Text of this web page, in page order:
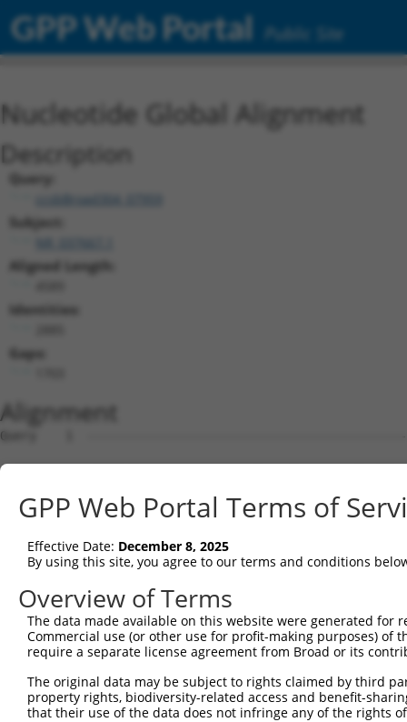
GPP Web Portal Public Site
Nucleotide Global Alignment
Description
Query:
ccsbBroad304_07959
Subject:
Aligned Length:
Identities:
Gaps:
Alignment
Query    1  --------------------------------------------------------------------------  0
                                                                                      
Sbjct    1  CTTTTCTCCCAGCCGCGGGAACCTGGAGTCCAAGAGCTCCTTGAGCGCCTGCGCAGGGGGTAGCAGAGGCGCGG  74

Query    1  --------------------------------------------------------------------------  0
                                                                                      
Sbjct   75  ACAAACCGCGGGGTGACCAGGGCGCATGCGTAACAGGGCTTGACAGCGCGCGGAAGAAAAACCAGCAAGAAGGC  148

Query    1  --------------------------------------------------------------------------  0
                                                                                      
Sbjct  149  GGCGGGGGAAGATGGCGGTCCTGGGGTAGAGTTTGCAAGCTTTCTGACTAGGCTAGTCGAGTAACTATTCGGGT  222

Query    1  -ATGGCGTCAAACTCAACTAAGTCTTTCCTGGCAGATGCCGGCTATGGCGAACAGGAACTGGATGCCAACTCTG  73
             |||||||||||||||||||||||||||||||||||||||||||||||||||||||||||||||||||||||||
Sbjct  223  CATGGCGTCAAACTCAACTAAGTCTTTCCTGGCAGATGCCGGCTATGGCGAACAGGAACTGGATGCCAACTCTG  296

Query   74  CCCTTATGGAATTGGACAAAGGCCTAAGATCTGGCAAACTTGGTGAACAGTGTGAAGCAGTTGTTCGCTTTCCC  147
            ||||||||||||||||||||||||||||||||||||||||||||||||||||||||||||||||||||||||||
Sbjct  297  CCCTTATGGAATTGGACAAAGGCCTAAGATCTGGCAAACTTGGTGAACAGTGTGAAGCAGTTGTTCGCTTTCCC  370

Query  148  AGACTTTTTCAGAAGTATCCATTCCCTATTCTTATCAATTCTGCATTCCTAAAGTTAGCTGATGTTTTCAGAGT  221
            ||||||||||||||||||||||||||||||||||||||||||||||||||||||||||||||||||||||||||
Sbjct  371  AGACTTTTTCAGAAGTATCCATTCCCTATTCTTATCAATTCTGCATTCCTAAAGTTAGCTGATGTTTTCAGAGT  444

Query  222  TGG----------------------------------AAATAATTTCCTGAGGCTATGTGTTCTTAAAGTTACC  261
            |||                                  |||||||||||||||||||||||||||||||||||||
Sbjct  445  TGGCATGAGATGCATGTCTGTGAAGTACCTGAAACATAAATAATTTCCTGAGGCTATGTGTTCTTAAAGTTACC  518

Query  262  CAACAAAGTGAGAAACATTTGGAGAAGATTCTAAATGTGGATGAATTTGTGAAGAGAATTTTTTCTGTGATTCA  335
            ||||||||||||||||||||||||||||||||||||||||||||||||||||||||||||||||||||||||||
Sbjct  519  CAACAAAGTGAGAAACATTTGGAGAAGATTCTAAATGTGGATGAATTTGTGAAGAGAATTTTTTCTGTGATTCA  592

Query  336  TAGTAATGATCCTGTGGCAAGAGCCATCACCCTCCGGATGTTGGGAAGTCTGGCATCAATAATTCCTGAGAGGA  409
            ||||||||||||||||||||||||||||||||||||||||||||||||||||||||||||||||||||||||||
Sbjct  593  TAGTAATGATCCTGTGGCAAGAGCCATCACCCTCCGGATGTTGGGAAGTCTGGCATCAATAATTCCTGAGAGGA  666

Query  410  AGAATGCTCATCATAGTATTCGTCAGAGTTTAGATTCACATGATAATGTAGAAGTTGAAGCTGCTGTTTTTGCT  483
            ||||||||||||||||||||||||||||||||||||||||||||||||||||||||||||||||||||||||||
Sbjct  667  AGAATGCTCATCATAGTATTCGTCAGAGTTTAGATTCACATGATAATGTAGAAGTTGAAGCTGCTGTTTTTGCT  740

Query  484  GCTGCAAACTTCTCTGCACAGTCAAAGGATTTTGCTGTAGGAATCTGTAACAAAATCAGTGAAATGATTCAAGG  557
            ||||||||||||||||||||||||||||||||||||||||||||||||||||||||||||||||||||||||||
Sbjct  741  GCTGCAAACTTCTCTGCACAGTCAAAGGATTTTGCTGTAGGAATCTGTAACAAAATCAGTGAAATGATTCAAGG  814

Query  558  TTTAGCGACACCAGTAGACTTGAAGCTAAAATTGATACCCATTCTACAGCACATGCACCATGATGCAATCTTGG  631
            ||||||||||||||||||||||||||||||||||||||||||||||||||||||||||||||||||||||||||
Sbjct  815  TTTAGCGACACCAGTAGACTTGAAGCTAAAATTGATACCCATTCTACAGCACATGCACCATGATGCAATCTTGG  888

Query  632  CTTCCAGTGCTCGTCAGCTTTTACAACAGCTGGTCACATCCTATCCGTCCACCAAAATGGTGATTGTGTCTTTG  705
            ||||||||||||||||||||||||||||||||||||||||||||||||||||||||||||||||||||||||||
Sbjct  889  CTTCCAGTGCTCGTCAGCTTTTACAACAGCTGGTCACATCCTATCCGTCCACCAAAATGGTGATTGTGTCTTTG  962

Query  706  CACACTTTCACTCTGCTTGCAGCGTCATCTTTGGTTGATACACCTAAGCAGATTCAGCTTCTGTTGCAGTATTT  779
            ||||||||||||||||||||||||||||||||||||||||||||||||||||||||||||||||||||||||||
Sbjct  963  CACACTTTCACTCTGCTTGCAGCGTCATCTTTGGTTGATACACCTAAGCAGATTCAGCTTCTGTTGCAGTATTT  1036

Query  780  GAAGAATGATCCCAGGAAGGCAGTAAAGAGACTTGCTATTCAAGATCTGAAATTACTTGCTAATAAAACACCAC  853
            ||||||||||||||||||||||||||||||||||||||||||||||||||||||||||||||||||||||||||
Sbjct 1037  GAAGAATGATCCCAGGAAGGCAGTAAAGAGACTTGCTATTCAAGATCTGAAATTACTTGCTAATAAAACACCAC  1110

Query  854  ATACTTGGAGTAGGGAGAATATTCAGGCACTTTGTGAGTGTGCCCTCCAGACTCCTTATGACAGCTTAAAACTA  927
            ||||||||||||||||||||||||||||||||||||||||||||||||||||||||||||||||||||||||||
Sbjct 1111  ATACTTGGAGTAGGGAGAATATTCAGGCACTTTGTGAGTGTGCCCTCCAGACTCCTTATGACAGCTTAAAACTA  1184

Query  928  GGGATGTTGTCTGTCCTTTCCACACTATCAGGGACCATCGCCATCAAACATTACTTCAGTATAGTTCCAGGAAA  1001
            ||||||||||||||||||||||||||||||||||||||||||||||||||||||||||||||||||||||||||
Sbjct 1185  GGGATGTTGTCTGTCCTTTCCACACTATCAGGGACCATCGCCATCAAACATTACTTCAGTATAGTTCCAGGAAA  1258

Query 1002  TGTGAGTTCTTCTCCCAGATCTTCTGATTTAGTCAAATTAGCCCAAGAGTGCTGTTACCATAATAACAGGGGCA  1075
            ||||||||||||||||||||||||||||||||||||||||||||||||||||||||||||||||||||||||||
Sbjct 1259  TGTGAGTTCTTCTCCCAGATCTTCTGATTTAGTCAAATTAGCCCAAGAGTGCTGTTACCATAATAACAGGGGCA  1332

Query 1076  TTGCAGCTCATGGAGTTAGAGTCCTAACTAATATAACTGTTTCTTGTCAAGAAAAGGATCTTTTGGCACTGGAA  1149
            ||||||||||||||||||||||||||||||||||||||||||||||||||||||||||||||||||||||||||
Sbjct 1333  TTGCAGCTCATGGAGTTAGAGTCCTAACTAATATAACTGTTTCTTGTCAAGAAAAGGATCTTTTGGCACTGGAA  1406

Query 1150  CAAGATGCTGTCTTTGGCCTGGAATCCCTACTGGTACTTTGTAGTCAAGATGATAGTCCAGGTGCTCAGGCCAC  1223
            ||||||||||||||||||||||||||||||||||||||||||||||||||||||||||||||||||||||||||
Sbjct 1407  CAAGATGCTGTCTTTGGCCTGGAATCCCTACTGGTACTTTGTAGTCAAGATGATAGTCCAGGTGCTCAGGCCAC  1480

Query 1224  TTTAAAGATTGCTCTAAACTGTATGGTGAAGTTGGCCAAGGGCAGGCCCCGTCTTAGCCAGTCAGTAGTTGAGA  1297
            ||||||||||||||||||||||||||||||||||||||||||||||||||.|||||||||||||||||||||||
Sbjct 1481  TTTAAAGATTGCTCTAAACTGTATGGTGAAGTTGGCCAAGGGCAGGCCCCATCTTAGCCAGTCAGTAGTTGAGA  1554

Query 1298  CCTTGTTGACTCAATTGCACAGTGCTCAAGACGCTGCCCGGATTTTGATGTGCCATTGCCTGGCAGCCATTGCC  1371
            ||||||||||||||||||||||||||||||||||||||||||||||||||||||||||||||||||||||||||
Sbjct 1555  CCTTGTTGACTCAATTGCACAGTGCTCAAGACGCTGCCCGGATTTTGATGTGCCATTGCCTGGCAGCCATTGCC  1628

Query 1372  ATGCAACTGCCGGTGCTGGGTGATGGGATGCTTGGTGACCTCATGGAGCTGTACAAGGTGATTGGACGATCAGC  1445
            ||||||||||||||||||||||||||||||||||||||||||||||||||||||||||||||||||||||||||
Sbjct 1629
GPP Web Portal Terms of
Effective Date: December 8, 2025
By using this site, you agree to our terms and conditions
Overview of Terms
The data made available on this website were generated
Commercial use (or other use for profit-making purposes) of
require a separate license agreement from Broad or its
The original data may be subject to rights claimed by third
property rights, biodiversity-related access and benefit-
that their use of the data does not infringe any of the rights